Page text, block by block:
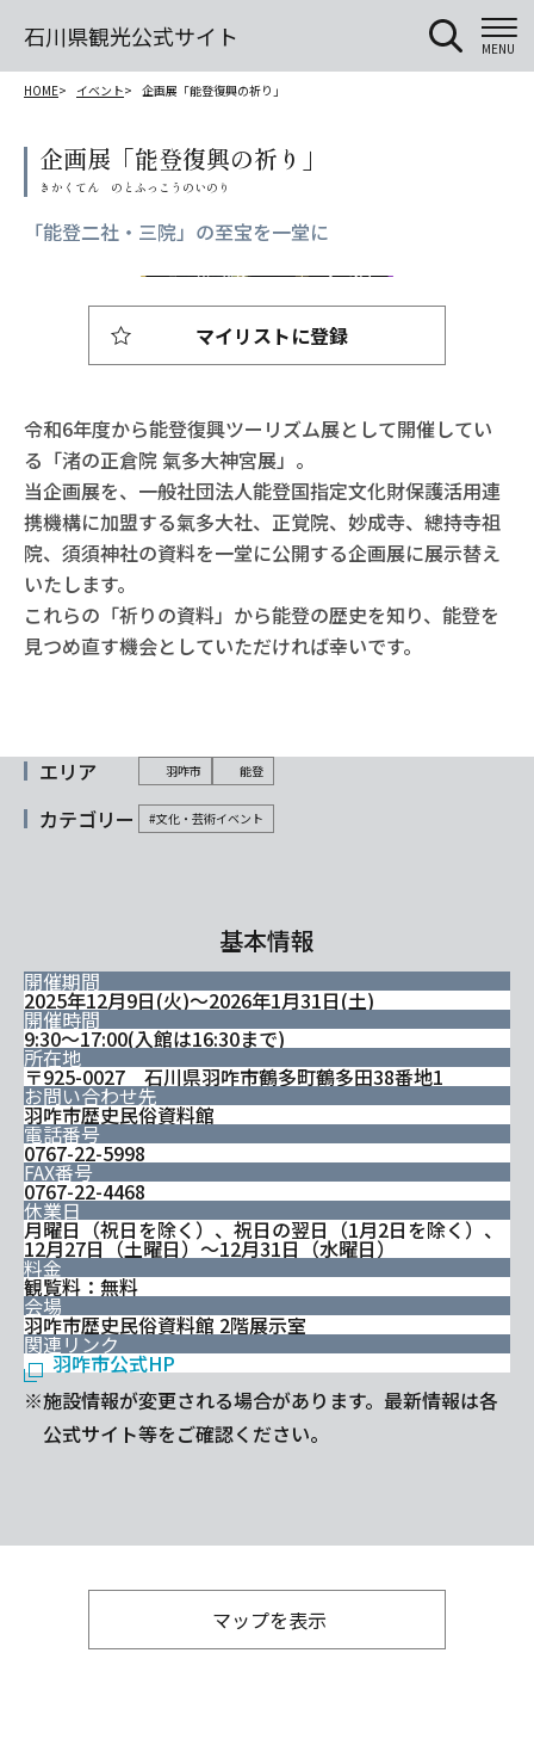
石川県観光公式サイト MENU
HOME イベント 企画展「能登復興の祈り」
企画展「能登復興の祈り」
「能登二社・三院」の至宝を一堂に
令和6年度から能登復興ツーリズム展として開催してい
る「渚の正倉院 氣多大神宮展」。
当企画展を、一般社団法人能登国指定文化財保護活用連
携機構に加盟する氣多大社、正覚院、妙成寺、總持寺祖
院、須須神社の資料を一堂に公開する企画展に展示替え
いたします。
これらの「祈りの資料」から能登の歴史を知り、能登を
見つめ直す機会としていただければ幸いです。
マイリストに登録
エリア 羽咋市 能登
カテゴリー #文化・芸術イベント
基本情報
開催期間
2025年12月9日(火)～2026年1月31日(土)
開催時間
9:30～17:00(入館は16:30まで)
所在地
〒925-0027 石川県羽咋市鶴多町鶴多田38番地1
お問い合わせ先
羽咋市歴史民俗資料館
電話番号
0767-22-5998
FAX番号
0767-22-4468
休業日
月曜日（祝日を除く）、祝日の翌日（1月2日を除く）、
12月27日（土曜日）～12月31日（水曜日）
料金
観覧料：無料
会場
羽咋市歴史民俗資料館 2階展示室
関連リンク
羽咋市公式HP
※施設情報が変更される場合があります。最新情報は各
公式サイト等をご確認ください。
マップを表示